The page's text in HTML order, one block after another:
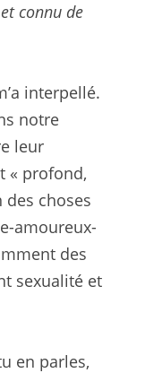
connu de
interpellé.
notre
leur
« profond,
choses
amoureux-
des
sexualité et
en parles,